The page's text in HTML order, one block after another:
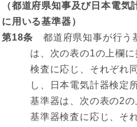
（都道府県知事及び日本電
に用いる基準器）
第18条 都道府県知事が行う
は、次の表の1の上欄
検査に応じ、それぞれ
し、日本電気計器検定
基準器は、次の表の2
基準器検査に応じ、そ